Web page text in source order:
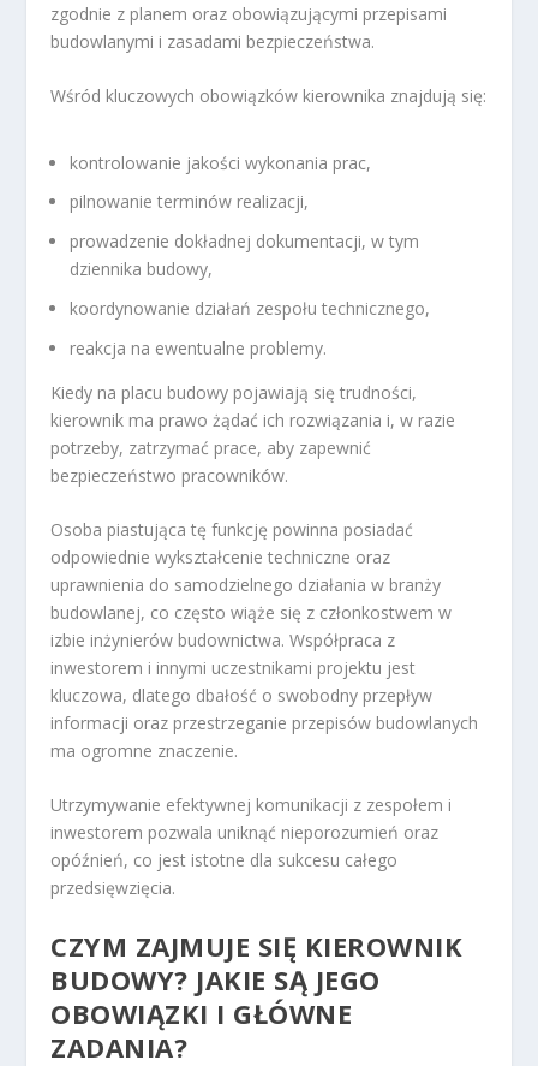
zgodnie z planem oraz obowiązującymi przepisami
budowlanymi i zasadami bezpieczeństwa.
Wśród kluczowych obowiązków kierownika znajdują się:
kontrolowanie jakości wykonania prac,
pilnowanie terminów realizacji,
prowadzenie dokładnej dokumentacji, w tym
dziennika budowy,
koordynowanie działań zespołu technicznego,
reakcja na ewentualne problemy.
Kiedy na placu budowy pojawiają się trudności,
kierownik ma prawo żądać ich rozwiązania i, w razie
potrzeby, zatrzymać prace, aby zapewnić
bezpieczeństwo pracowników.
Osoba piastująca tę funkcję powinna posiadać
odpowiednie wykształcenie techniczne oraz
uprawnienia do samodzielnego działania w branży
budowlanej, co często wiąże się z członkostwem w
izbie inżynierów budownictwa. Współpraca z
inwestorem i innymi uczestnikami projektu jest
kluczowa, dlatego dbałość o swobodny przepływ
informacji oraz przestrzeganie przepisów budowlanych
ma ogromne znaczenie.
Utrzymywanie efektywnej komunikacji z zespołem i
inwestorem pozwala uniknąć nieporozumień oraz
opóźnień, co jest istotne dla sukcesu całego
przedsięwzięcia.
CZYM ZAJMUJE SIĘ KIEROWNIK
BUDOWY? JAKIE SĄ JEGO
OBOWIĄZKI I GŁÓWNE
ZADANIA?